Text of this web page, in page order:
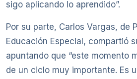
sigo aplicando lo aprendido”.
Por su parte, Carlos Vargas, de
Educación Especial, compartió
apuntando que “este momento
de un ciclo muy importante. Es